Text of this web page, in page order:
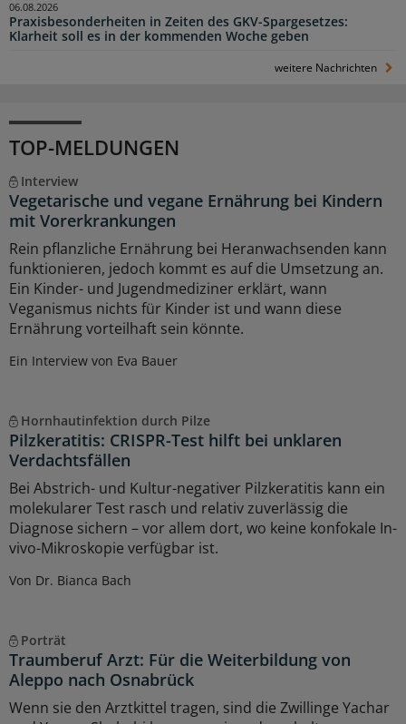
Praxisbesonderheiten in Zeiten des GKV-Spargesetzes:
Klarheit soll es in der kommenden Woche geben
06.08.2026
weitere Nachrichten
TOP-MELDUNGEN
Interview
Vegetarische und vegane Ernährung bei Kindern
mit Vorerkrankungen
Rein pflanzliche Ernährung bei Heranwachsenden kann
funktionieren, jedoch kommt es auf die Umsetzung an.
Ein Kinder- und Jugendmediziner erklärt, wann
Veganismus nichts für Kinder ist und wann diese
Ernährung vorteilhaft sein könnte.
Ein Interview von Eva Bauer
Hornhautinfektion durch Pilze
Pilzkeratitis: CRISPR-Test hilft bei unklaren
Verdachtsfällen
Bei Abstrich- und Kultur-negativer Pilzkeratitis kann ein
molekularer Test rasch und relativ zuverlässig die
Diagnose sichern – vor allem dort, wo keine konfokale In-
vivo-Mikroskopie verfügbar ist.
Von Dr. Bianca Bach
Porträt
Traumberuf Arzt: Für die Weiterbildung von
Aleppo nach Osnabrück
Wenn sie den Arztkittel tragen, sind die Zwillinge Yachar